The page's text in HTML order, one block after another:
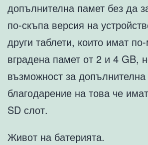
допълнителна памет без да
по-скъпа версия на
други таблети, които имат
вградена памет от 2 и 4 GB,
възможност за
благодарение на това че
SD слот.
Живот на батерията.